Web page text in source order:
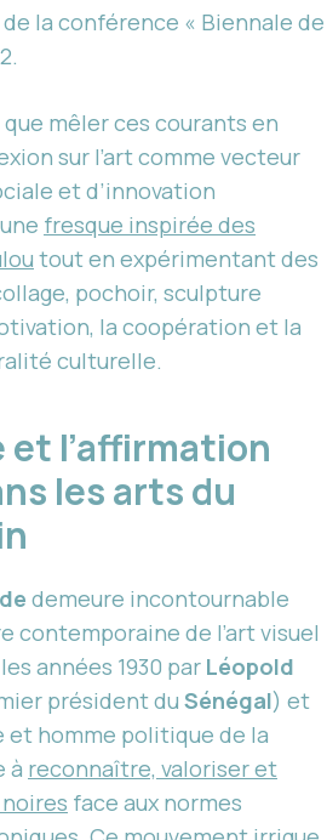
la conférence « Biennale de
mêler ces courants en
sur l’art comme vecteur
et d’innovation
fresque inspirée des
tout en expérimentant des
pochoir, sculpture
la coopération et la
culturelle.
l’affirmation
les arts du
demeure incontournable
contemporaine de l’art visuel
années 1930 par Léopold
président du Sénégal) et
et homme politique de la
à reconnaître, valoriser et
face aux normes